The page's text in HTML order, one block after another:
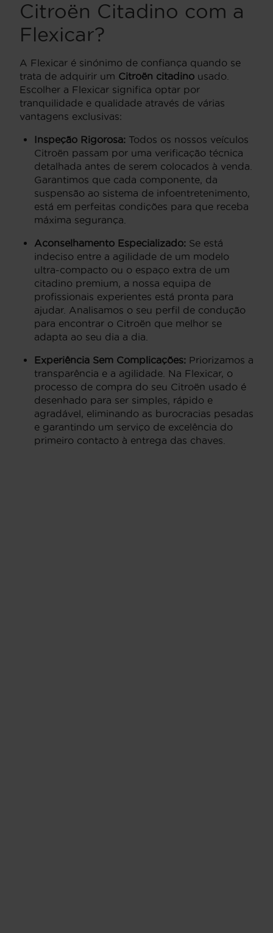
Citroën Citadino com a
Flexicar?
A Flexicar é sinónimo de confiança quando se
trata de adquirir um Citroën citadino usado.
Escolher a Flexicar significa optar por
tranquilidade e qualidade através de várias
vantagens exclusivas:
Inspeção Rigorosa: Todos os nossos veículos
Citroën passam por uma verificação técnica
detalhada antes de serem colocados à venda.
Garantimos que cada componente, da
suspensão ao sistema de infoentretenimento,
está em perfeitas condições para que receba
máxima segurança.
Aconselhamento Especializado: Se está
indeciso entre a agilidade de um modelo
ultra-compacto ou o espaço extra de um
citadino premium, a nossa equipa de
profissionais experientes está pronta para
ajudar. Analisamos o seu perfil de condução
para encontrar o Citroën que melhor se
adapta ao seu dia a dia.
Experiência Sem Complicações: Priorizamos a
transparência e a agilidade. Na Flexicar, o
processo de compra do seu Citroën usado é
desenhado para ser simples, rápido e
agradável, eliminando as burocracias pesadas
e garantindo um serviço de excelência do
primeiro contacto à entrega das chaves.